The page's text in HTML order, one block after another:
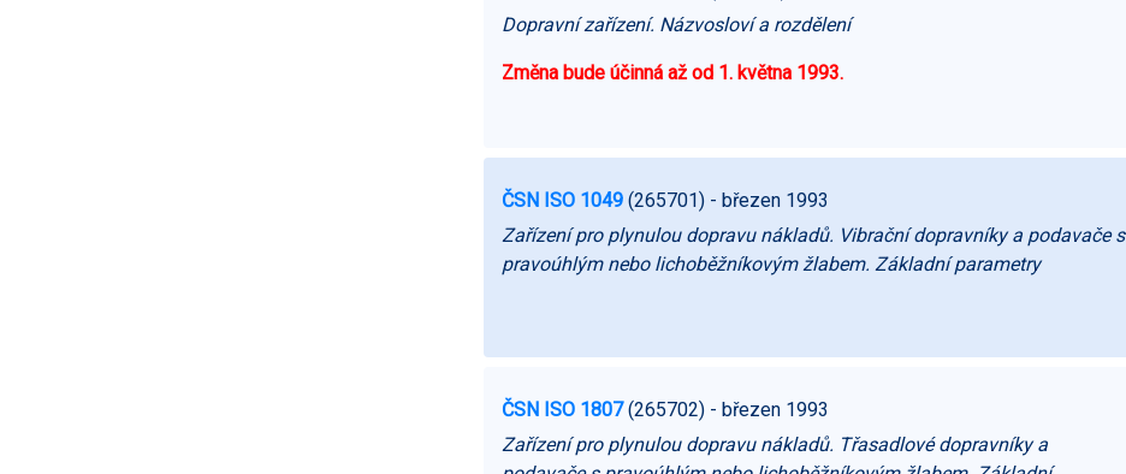
Dopravní zařízení. Názvosloví a rozdělení
Změna bude účinná až od 1. května 1993.
ČSN ISO 1049 (265701) - březen 1993
Zařízení pro plynulou dopravu nákladů. Vibrační dopravníky a podavače s
pravoúhlým nebo lichoběžníkovým žlabem. Základní parametry
ČSN ISO 1807(265702) - březen 1993
Zařízení pro plynulou dopravu nákladů. Třasadlové dopravníky a